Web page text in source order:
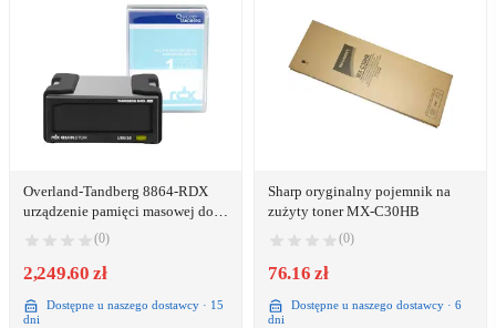
Overland-Tandberg 8864-RDX
urządzenie pamięci masowej do
wykonywania kopii zapasowych
Dysk magazynowy Wkładka RDX
1 TB
(0)
2,249.60 zł
Dostępne u naszego dostawcy · 15
dni
Sharp oryginalny pojemnik na
zużyty toner MX-C30HB
(0)
76.16 zł
Dostępne u naszego dostawcy · 6
dni